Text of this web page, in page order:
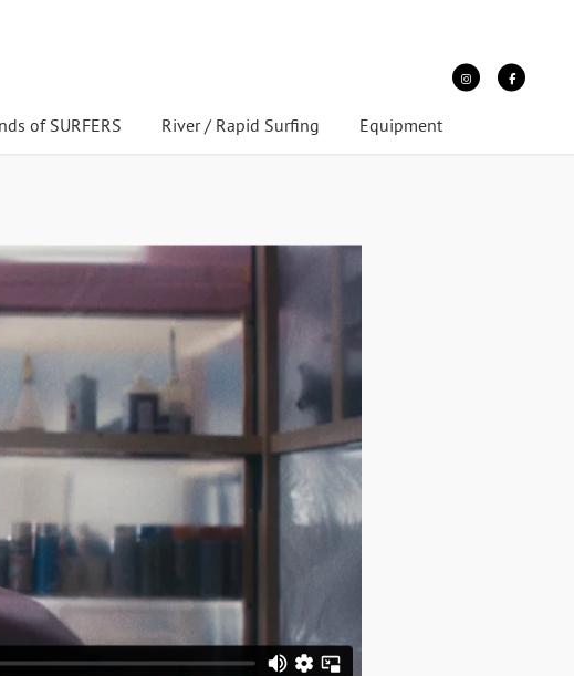
of SURFERS River / Rapid Surfing Equipment